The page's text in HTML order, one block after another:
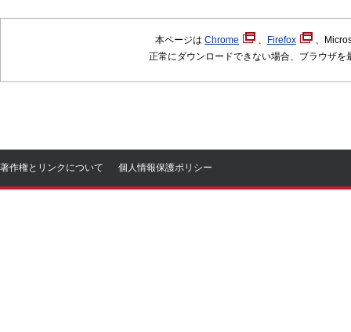
本ページは Chrome Firefox
、
正常にダウンロードできない場合、ブラウザ
著作権とリンクについて 個人情報保護ポリシー